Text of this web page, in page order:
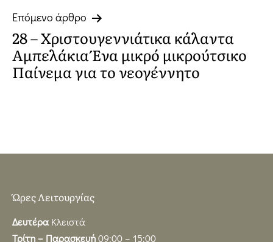
Επόμενο άρθρο
28 – Χριστουγεννιάτικα κάλαντα
Αμπελάκια Ένα μικρό μικρούτσικο
Παίνεμα για το νεογέννητο
Ώρες Λειτουργίας
Δευτέρα Κλειστά
Τρίτη – Παρασκευή09:00 – 15:00